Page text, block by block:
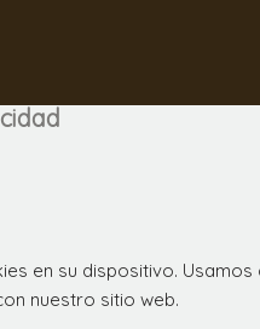
en su dispositivo.
nuestro sitio web.